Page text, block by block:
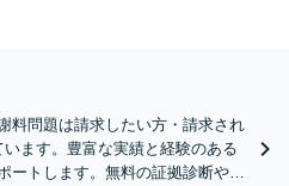
料問題は請求したい方・請求され
ます。豊富な実績と経験のある
ートします。無料の証拠診断や着